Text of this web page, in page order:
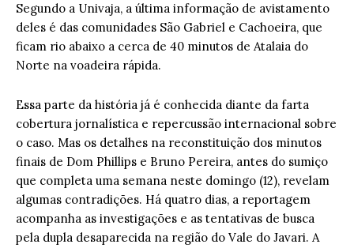
Segundo a Univaja, a última informação de avistamento
deles é das comunidades São Gabriel e Cachoeira, que
ficam rio abaixo a cerca de 40 minutos de Atalaia do
Norte na voadeira rápida.
Essa parte da história já é conhecida diante da farta
cobertura jornalística e repercussão internacional sobre
o caso. Mas os detalhes na reconstituição dos minutos
finais de Dom Phillips e Bruno Pereira, antes do sumiço
que completa uma semana neste domingo (12), revelam
algumas contradições. Há quatro dias, a reportagem
acompanha as investigações e as tentativas de busca
pela dupla desaparecida na região do Vale do Javari. A